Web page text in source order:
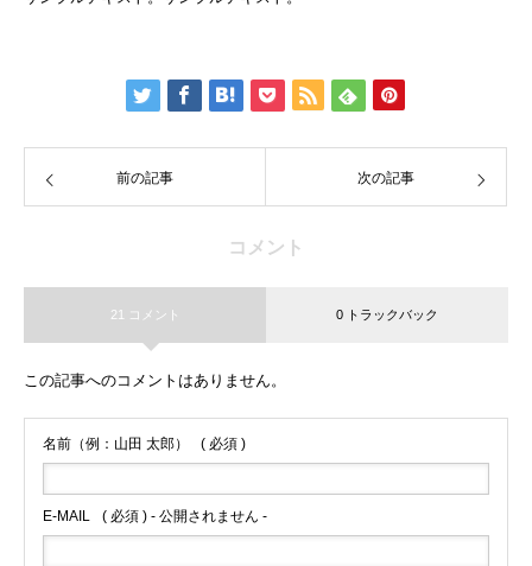
前の記事 次の記事
コメント
21 コメント 0 トラックバック
この記事へのコメントはありません。
名前（例：山田 太郎） ( 必須 )
E-MAIL ( 必須 ) - 公開されません -